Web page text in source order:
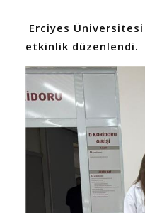
Erciyes Üniversitesi
etkinlik düzenlendi.